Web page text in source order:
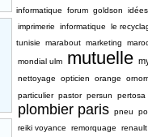
informatique
forum goldson
imprimerie
informatique le
tunisie
marabout marketing
mondial ulm mutuelle
nettoyage
opticien orange
particulier pastor persun pertosa
plombier paris pneu
reiki voyance
remorquage